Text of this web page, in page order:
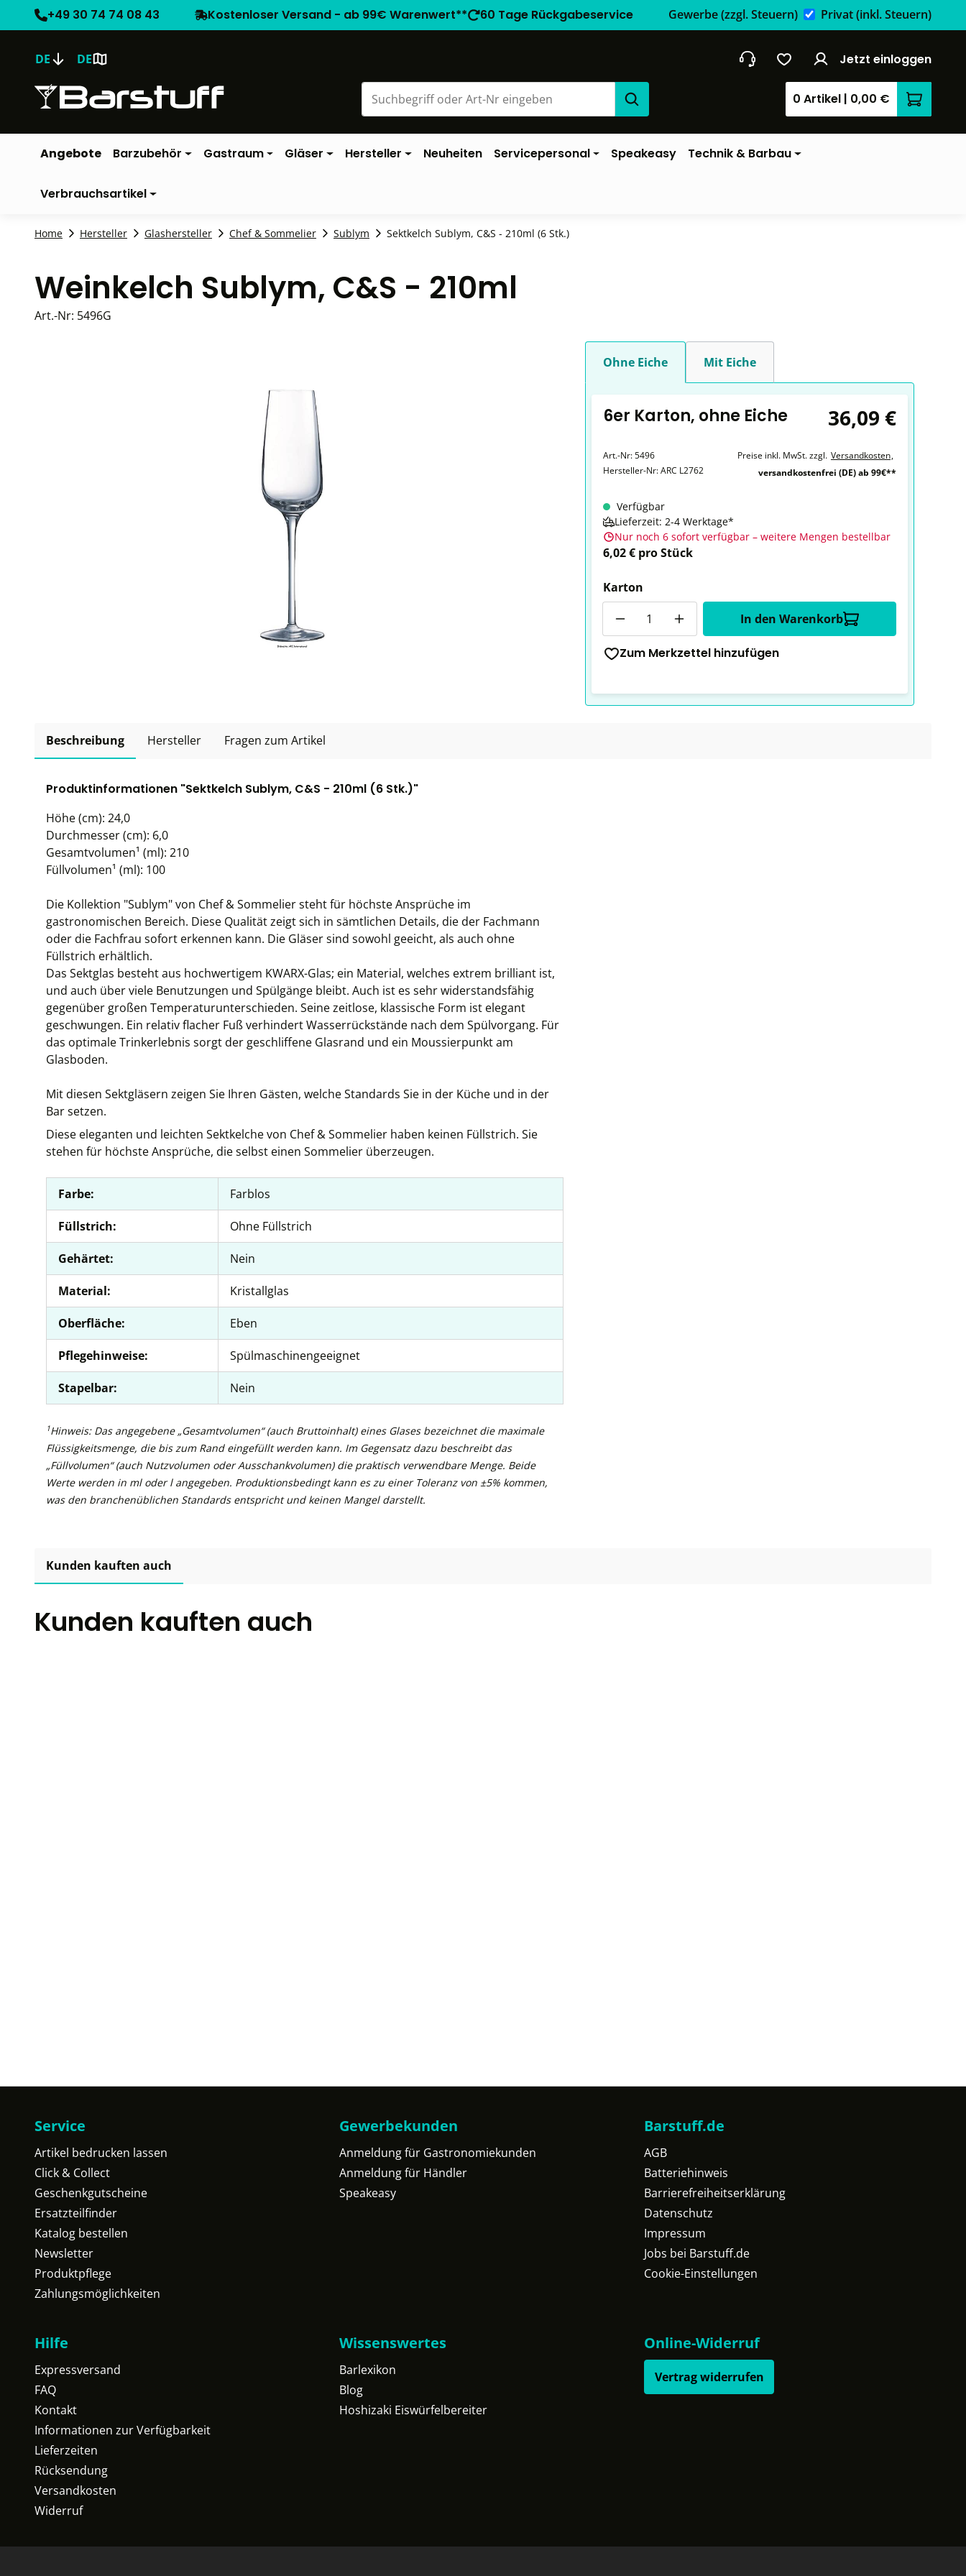
+49 30 74 74 08 43 Kostenloser Versand - ab 99€ Warenwert** 60 Tage Rückgabeservice Gewerbe(zzgl. Steuern) Privat(inkl. Steuern)
DE DE Jetzt einloggen
0 Artikel | 0,00 €
Angebote Barzubehör Gastraum Gläser Hersteller Neuheiten Servicepersonal Speakeasy Technik & Barbau
Verbrauchsartikel
Home Hersteller Glashersteller Chef & Sommelier Sublym Sektkelch Sublym, C&S - 210ml (6 Stk.)
Weinkelch Sublym, C&S - 210ml
Art.-Nr: 5496G
Ohne Eiche Mit Eiche
6er Karton, ohne Eiche 36,09 €
Art.-Nr:5496
Hersteller-Nr:ARC L2762
Preise inkl. MwSt. zzgl. Versandkosten,
versandkostenfrei (DE) ab 99€**
Verfügbar
Lieferzeit: 2-4 Werktage*
Nur noch 6 sofort verfügbar – weitere Mengen bestellbar
6,02 € pro Stück
Karton
In den Warenkorb
Zum Merkzettel hinzufügen
Beschreibung Hersteller Fragen zum Artikel
Produktinformationen "Sektkelch Sublym, C&S - 210ml (6 Stk.)"
Höhe (cm): 24,0
Durchmesser (cm): 6,0
Gesamtvolumen¹ (ml): 210
Füllvolumen¹ (ml): 100
Die Kollektion "Sublym" von Chef & Sommelier steht für höchste Ansprüche im
gastronomischen Bereich. Diese Qualität zeigt sich in sämtlichen Details, die der Fachmann
oder die Fachfrau sofort erkennen kann. Die Gläser sind sowohl geeicht, als auch ohne
Füllstrich erhältlich.
Das Sektglas besteht aus hochwertigem KWARX-Glas; ein Material, welches extrem brilliant ist,
und auch über viele Benutzungen und Spülgänge bleibt. Auch ist es sehr widerstandsfähig
gegenüber großen Temperaturunterschieden. Seine zeitlose, klassische Form ist elegant
geschwungen. Ein relativ flacher Fuß verhindert Wasserrückstände nach dem Spülvorgang. Für
das optimale Trinkerlebnis sorgt der geschliffene Glasrand und ein Moussierpunkt am
Glasboden.
Mit diesen Sektgläsern zeigen Sie Ihren Gästen, welche Standards Sie in der Küche und in der
Bar setzen.
Diese eleganten und leichten Sektkelche von Chef & Sommelier haben keinen Füllstrich. Sie
stehen für höchste Ansprüche, die selbst einen Sommelier überzeugen.
Farbe: Farblos
Füllstrich: Ohne Füllstrich
Gehärtet: Nein
Material: Kristallglas
Oberfläche: Eben
Pflegehinweise: Spülmaschinengeeignet
Stapelbar: Nein
1Hinweis: Das angegebene „Gesamtvolumen“ (auch Bruttoinhalt) eines Glases bezeichnet die maximale
Flüssigkeitsmenge, die bis zum Rand eingefüllt werden kann. Im Gegensatz dazu beschreibt das
„Füllvolumen“ (auch Nutzvolumen oder Ausschankvolumen) die praktisch verwendbare Menge. Beide
Werte werden in ml oder l angegeben. Produktionsbedingt kann es zu einer Toleranz von ±5% kommen,
was den branchenüblichen Standards entspricht und keinen Mangel darstellt.
Kunden kauften auch
Kunden kauften auch
Service
Artikel bedrucken lassen
Click & Collect
Geschenkgutscheine
Ersatzteilfinder
Katalog bestellen
Newsletter
Produktpflege
Zahlungsmöglichkeiten
Gewerbekunden
Anmeldung für Gastronomiekunden
Anmeldung für Händler
Speakeasy
Barstuff.de
AGB
Batteriehinweis
Barrierefreiheitserklärung
Datenschutz
Impressum
Jobs bei Barstuff.de
Cookie-Einstellungen
Hilfe
Expressversand
FAQ
Kontakt
Informationen zur Verfügbarkeit
Lieferzeiten
Rücksendung
Versandkosten
Widerruf
Wissenswertes
Barlexikon
Blog
Hoshizaki Eiswürfelbereiter
Online-Widerruf
Vertrag widerrufen